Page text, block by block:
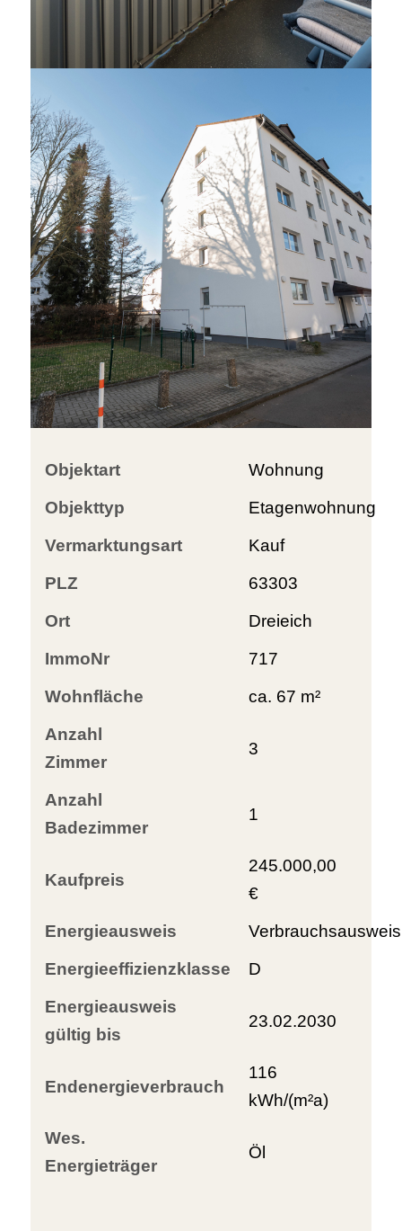
Objektart
Wohnung
Objekttyp
Etagenwohnung
Vermarktungsart
Kauf
PLZ
63303
Ort
Dreieich
ImmoNr
717
Wohnfläche
ca. 67 m²
Anzahl
Zimmer
3
Anzahl
Badezimmer
1
Kaufpreis
245.000,00
€
Energieausweis
Verbrauchsausweis
Energieeffizienzklasse
D
Energieausweis
gültig bis
23.02.2030
Endenergieverbrauch
116
kWh/(m²a)
Wes.
Energieträger
Öl